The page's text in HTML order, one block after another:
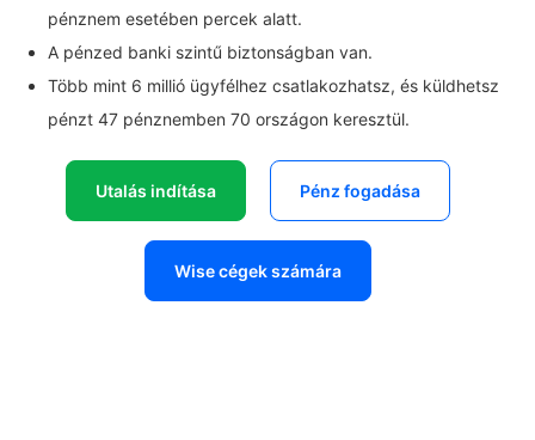
pénznem esetében percek alatt.
A pénzed banki szintű biztonságban van.
Több mint 6 millió ügyfélhez csatlakozhatsz, és küldhetsz
pénzt 47 pénznemben 70 országon keresztül.
Utalás indítása Pénz fogadása
Wise cégek számára